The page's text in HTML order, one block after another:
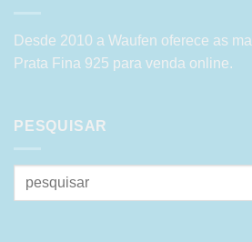
Desde 2010 a Waufen oferece as
Prata Fina 925 para venda online.
PESQUISAR
Pesquisar
por: